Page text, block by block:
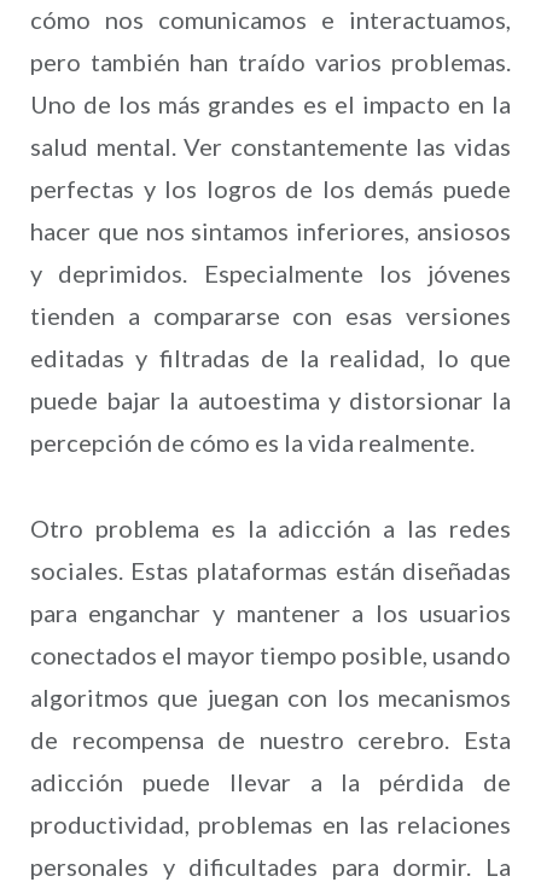
cómo nos comunicamos e interactuamos,
pero también han traído varios problemas.
Uno de los más grandes es el impacto en la
salud mental. Ver constantemente las vidas
perfectas y los logros de los demás puede
hacer que nos sintamos inferiores, ansiosos
y deprimidos. Especialmente los jóvenes
tienden a compararse con esas versiones
editadas y filtradas de la realidad, lo que
puede bajar la autoestima y distorsionar la
percepción de cómo es la vida realmente.
Otro problema es la adicción a las redes
sociales. Estas plataformas están diseñadas
para enganchar y mantener a los usuarios
conectados el mayor tiempo posible, usando
algoritmos que juegan con los mecanismos
de recompensa de nuestro cerebro. Esta
adicción puede llevar a la pérdida de
productividad, problemas en las relaciones
personales y dificultades para dormir. La